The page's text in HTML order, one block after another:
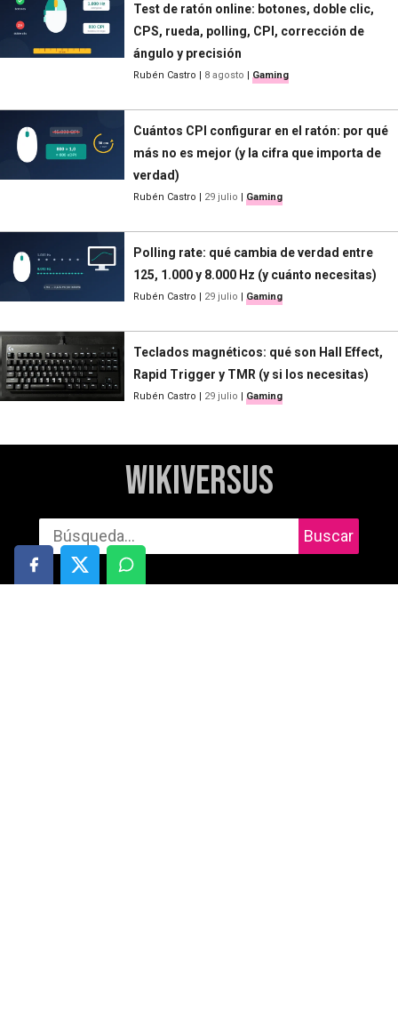
Test de ratón online: botones, doble clic,
CPS, rueda, polling, CPI, corrección de
ángulo y precisión
Rubén Castro | 8 agosto | Gaming
Cuántos CPI configurar en el ratón: por qué
más no es mejor (y la cifra que importa de
verdad)
Rubén Castro | 29 julio | Gaming
Polling rate: qué cambia de verdad entre
125, 1.000 y 8.000 Hz (y cuánto necesitas)
Rubén Castro | 29 julio | Gaming
Teclados magnéticos: qué son Hall Effect,
Rapid Trigger y TMR (y si los necesitas)
Rubén Castro | 29 julio | Gaming
WikiVersus
Buscar